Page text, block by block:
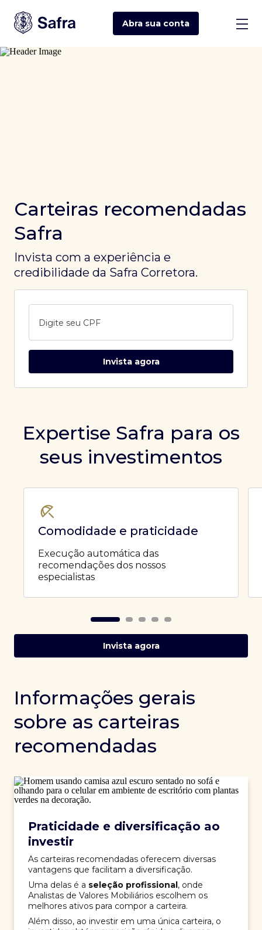
Abra sua conta
Carteiras recomendadas
Safra
Invista com a experiência e
credibilidade da Safra Corretora.
Digite seu CPF
Invista agora
Expertise Safra para os
seus investimentos
Comodidade e praticidade
Execução automática das
recomendações dos nossos
especialistas
Invista agora
Informações gerais
sobre as carteiras
recomendadas
Praticidade e diversificação ao
investir
As carteiras recomendadas oferecem diversas
vantagens que facilitam a diversificação.
Uma delas é a seleção profissional, onde
Analistas de Valores Mobiliários escolhem os
melhores ativos para compor a carteira.
Além disso, ao investir em uma única carteira, o